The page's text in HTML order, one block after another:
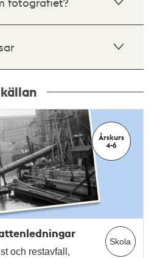
Årskurs
4-6
Skola
och restavfall,